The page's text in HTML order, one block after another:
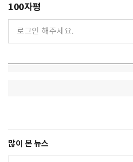
100자평
많이 본 뉴스